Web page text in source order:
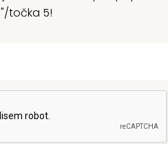
točka 5!